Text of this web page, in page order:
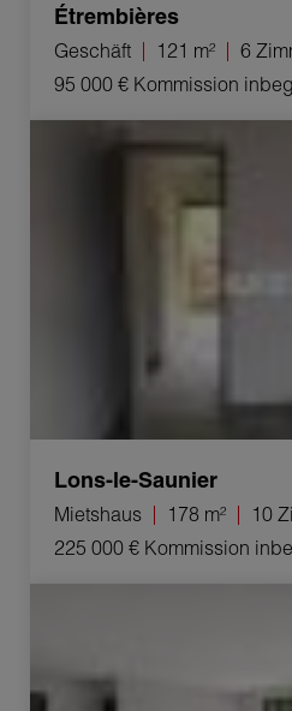
Étrembières
Geschäft 121 m²
6
95 000 € Kommission
Verkauf Mietshaus Lons-le-
Lons-le-Saunier
Mietshaus 178 m²
10
225 000 € Kommission